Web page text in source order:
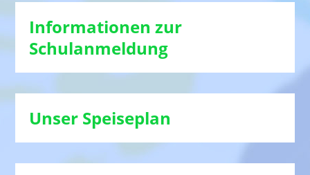
Informationen zur
Schulanmeldung
Unser Speiseplan